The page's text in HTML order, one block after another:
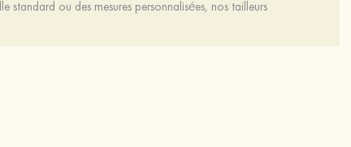
standard ou des mesures personnalisées, nos tailleurs